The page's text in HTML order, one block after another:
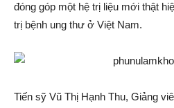
đóng góp một hệ trị liệu mới thật
trị bệnh ung thư ở Việt Nam.
Tiến sỹ Vũ Thị Hạnh Thu, Giảng